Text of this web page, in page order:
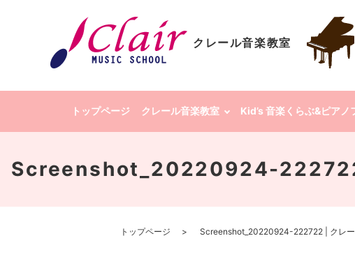
クレール音楽教室
トップページ クレール音楽教室 Kid’s 音楽くらぶ&ピアノ
Screenshot_20220924-222722
トップページ Screenshot_20220924-222722 | クレー